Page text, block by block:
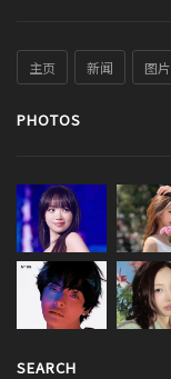
主页 新闻 图片
PHOTOS
SEARCH